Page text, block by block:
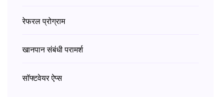
रेफरल प्रोग्राम
खानपान संबंधी परामर्श
सॉफ्टवेयर ऐप्स